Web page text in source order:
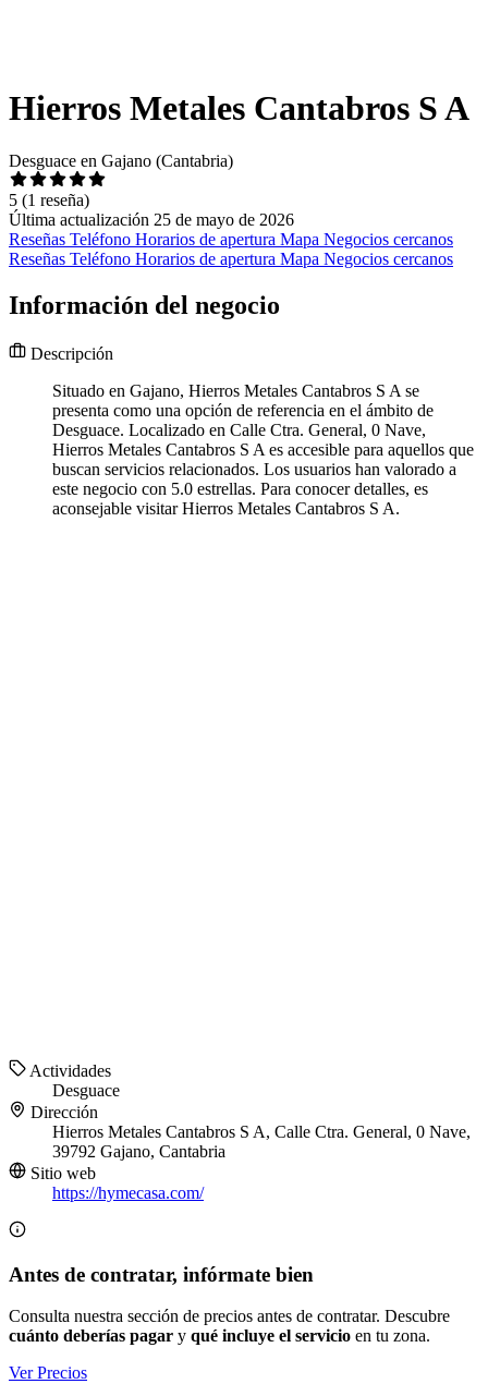
Hierros Metales Cantabros S A
Desguace en Gajano (Cantabria)
5 (1 reseña)
Última actualización 25 de mayo de 2026
Reseñas Teléfono Horarios de apertura Mapa Negocios cercanos
Reseñas Teléfono Horarios de apertura Mapa Negocios cercanos
Información del negocio
Descripción
Situado en Gajano, Hierros Metales Cantabros S A se
presenta como una opción de referencia en el ámbito de
Desguace. Localizado en Calle Ctra. General, 0 Nave,
Hierros Metales Cantabros S A es accesible para aquellos que
buscan servicios relacionados. Los usuarios han valorado a
este negocio con 5.0 estrellas. Para conocer detalles, es
aconsejable visitar Hierros Metales Cantabros S A.
Actividades
Desguace
Dirección
Hierros Metales Cantabros S A, Calle Ctra. General, 0 Nave,
39792 Gajano, Cantabria
Sitio web
https://hymecasa.com/
Antes de contratar, infórmate bien
Consulta nuestra sección de precios antes de contratar. Descubre
cuánto deberías pagar y qué incluye el servicio en tu zona.
Ver Precios